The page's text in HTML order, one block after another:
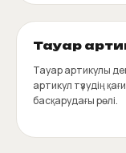
Тауар
Тауар артикулы
артикул түзудің
басқарудағы рөлі.